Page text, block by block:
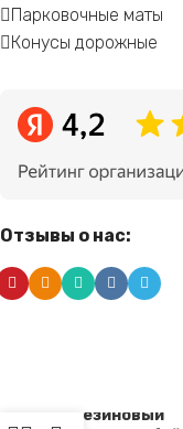
Парковочные маты
Конусы дорожные
Отзывы о нас:
Резиновый